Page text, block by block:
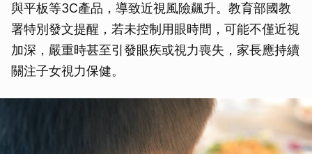
與平板等3C產品，導致近視風險飆升。教育部國教
署特別發文提醒，若未控制用眼時間，可能不僅近視
加深，嚴重時甚至引發眼疾或視力喪失，家長應持續
關注子女視力保健。